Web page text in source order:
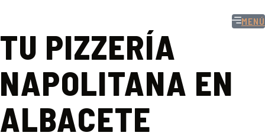
MENÚ
TU PIZZERÍA
NAPOLITANA EN
ALBACETE